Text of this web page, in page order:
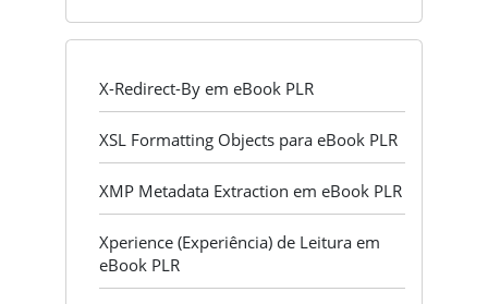
X-Redirect-By em eBook PLR
XSL Formatting Objects para eBook PLR
XMP Metadata Extraction em eBook PLR
Xperience (Experiência) de Leitura em
eBook PLR